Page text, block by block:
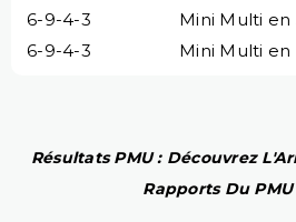
6-9-4-3
Mini Multi en
6-9-4-3
Mini Multi en
Résultats PMU : Découvrez
Rapports Du